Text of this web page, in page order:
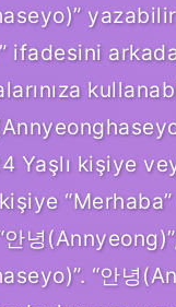
ifadesini
Yaşlı kişiye
안녕
“안녕